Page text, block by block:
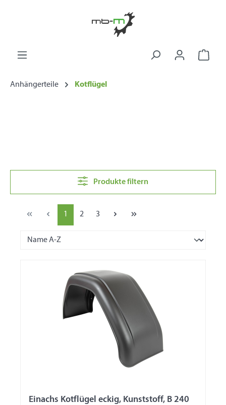
Anhängerteile Kotflügel
Produkte filtern
1 2 3
Einachs Kotflügel eckig, Kunststoff, B 240